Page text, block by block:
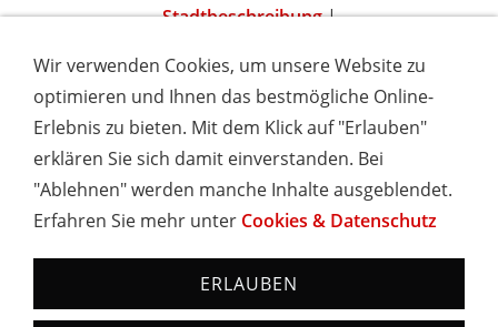
Stadtbeschreibung|
IMPRESSUM COOKIES & DATENSCHUTZ
AGB
TOURISMUSHELD
WISSENSWERT
NEWSLETTER
Hotels und Ferienwohnungen im Schwarzwald - Urlaub in
Wir verwenden Cookies, um unsere Website zu
optimieren und Ihnen das bestmögliche Online-
Erlebnis zu bieten. Mit dem Klick auf "Erlauben"
erklären Sie sich damit einverstanden. Bei
"Ablehnen" werden manche Inhalte ausgeblendet.
Erfahren Sie mehr unter Cookies & Datenschutz
ERLAUBEN